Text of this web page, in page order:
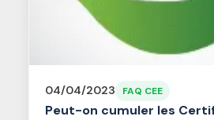
04/04/2023 FAQ CEE
Peut-on cumuler les